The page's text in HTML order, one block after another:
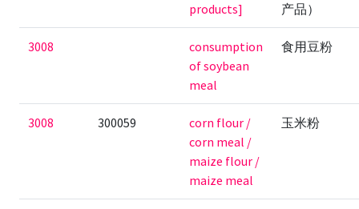
products]
产品）
3008
consumption
of soybean
meal
食用豆粉
3008 300059
corn flour /
corn meal /
maize flour /
maize meal
玉米粉